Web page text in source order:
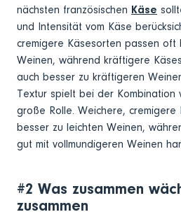
nächsten französischen Käse
und Intensität vom Käse
cremigere Käsesorten passen oft
Weinen, während kräftigere
auch besser zu kräftigeren
Textur spielt bei der Kombination
große Rolle. Weichere, cremigere
besser zu leichten Weinen,
gut mit vollmundigeren Weinen
#2 Was zusammen
zusammen